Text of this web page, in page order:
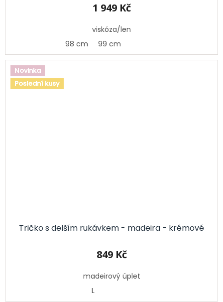
1 949 Kč
viskóza/len
98 cm
99 cm
Novinka
Poslední kusy
Tričko s delším rukávkem - madeira - krémové
849 Kč
madeirový úplet
L